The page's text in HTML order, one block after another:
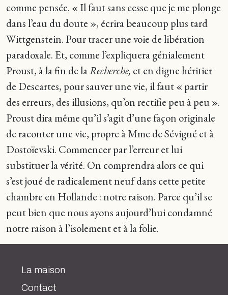
comme pensée. « Il faut sans cesse que je me plonge
dans l’eau du doute », écrira beaucoup plus tard
Wittgenstein. Pour tracer une voie de libération
paradoxale. Et, comme l’expliquera génialement
Proust, à la fin de laRecherche, et en digne héritier
de Descartes, pour sauver une vie, il faut « partir
des erreurs, des illusions, qu’on rectifie peu à peu ».
Proust dira même qu’il s’agit d’une façon originale
de raconter une vie, propre à Mme de Sévigné et à
Dostoïevski. Commencer par l’erreur et lui
substituer la vérité. On comprendra alors ce qui
s’est joué de radicalement neuf dans cette petite
chambre en Hollande : notre raison. Parce qu’il se
peut bien que nous ayons aujourd’hui condamné
notre raison à l’isolement et à la folie.
La maison
Contact